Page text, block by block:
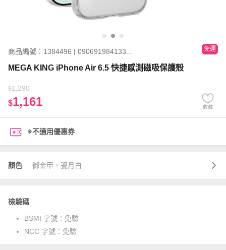
商品編號：1384496 | 090691984133... 免運
MEGA KING iPhone Air 6.5 快捷感測磁吸保護殼
$1,290
$1,161 收藏
※不適用優惠券
顏色 御金甲、瓷月白
檢驗碼
BSMI 字號： 免驗
NCC 字號： 免驗